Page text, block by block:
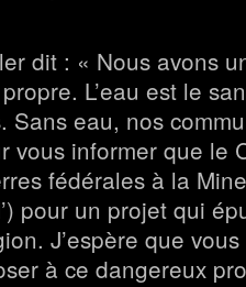
dit : « Nous avons
L’eau est le
Sans eau, nos
vous informer que le
fédérales à la
pour un projet qui
J’espère que
à ce dangereux